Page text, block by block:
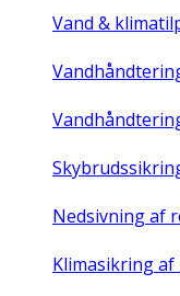
Vand &
Nedsivning af
Klimasikring